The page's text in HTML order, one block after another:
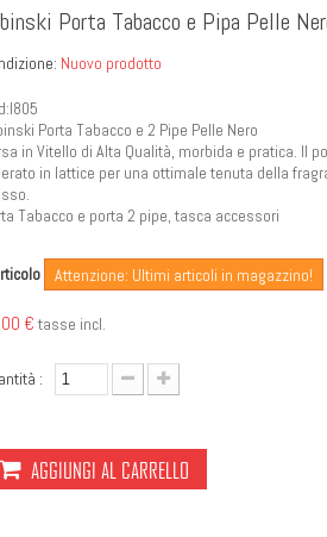
Porta Tabacco e Pipa Pelle
Nuovo prodotto
Porta Tabacco e 2 Pipe Pelle Nero
in Vitello di Alta Qualità, morbida e pratica. Il
in lattice per una ottimale tenuta della
Tabacco e porta 2 pipe, tasca accessori
Attenzione: Ultimi articoli in magazzino!
€ tasse incl.
:
AGGIUNGI AL CARRELLO